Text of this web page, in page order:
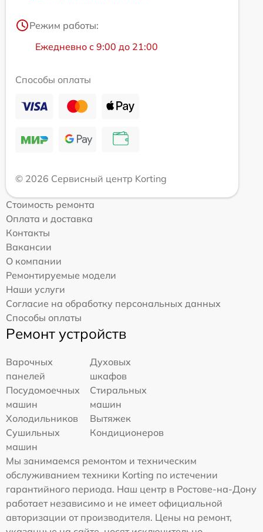
Режим работы:
Ежедневно с 9:00 до 21:00
Способы оплаты
© 2026 Сервисный центр Korting
Стоимость ремонта
Оплата и доставка
Контакты
Вакансии
О компании
Ремонтируемые модели
Наши услуги
Согласие на обработку персональных данных
Способы оплаты
Ремонт устройств
Варочных
панелей
Духовых
шкафов
Посудомоечных
машин
Стиральных
машин
Холодильников
Вытяжек
Сушильных
машин
Кондиционеров
Мы занимаемся ремонтом и техническим
обслуживанием техники Korting по истечении
гарантийного периода. Наш центр в Ростове-на-Дону
работает независимо и не имеет официальной
авторизации от производителя. Цены на ремонт,